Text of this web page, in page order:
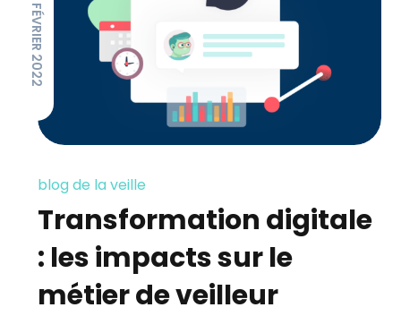
9 FÉVRIER 2022
blog de la veille
Transformation digitale
: les impacts sur le
métier de veilleur